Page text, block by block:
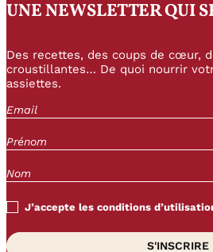
UNE NEWSLETTER QUI
Des recettes, des coups de cœur,
croustillantes… De quoi nourrir
assiettes.
J’accepte les conditions